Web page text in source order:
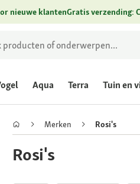
nieuwe klantenGratis verzending:
Aqua Terra Tuin en
Merken Rosi's
Rosi's